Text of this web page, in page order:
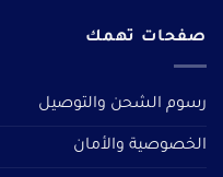
صفحات تهمك
رسوم الشحن والتوصيل
الخصوصية والأمان